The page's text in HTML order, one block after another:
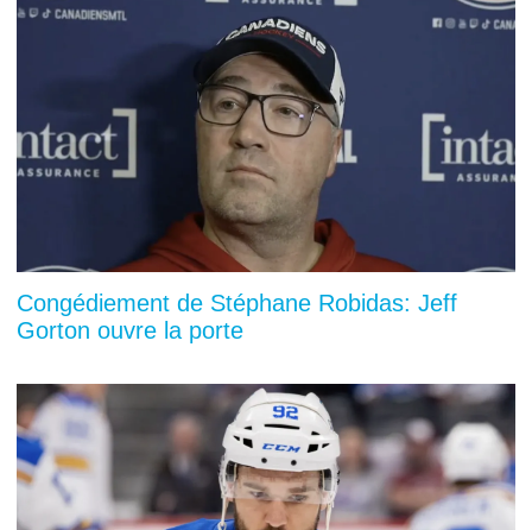
Congédiement de Stéphane Robidas: Jeff
Gorton ouvre la porte